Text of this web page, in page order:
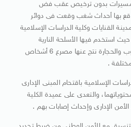
مسيرات بدون ترخيص عقب فض
بها أحداث شغب وقعت فى دوائر
القنايات وكلية الدراسات الإسلامية
حيث استخدم فيها الأسلحة النارية
والخرطوش والبيضاء والطوب والحجارة نتج عنها مصرع 6 أشخاص
الإسلامية باقتحام المبنى الإدارى
والتعدى على عميدة الكلية
الإدارى وإحداث إصابات بهم .